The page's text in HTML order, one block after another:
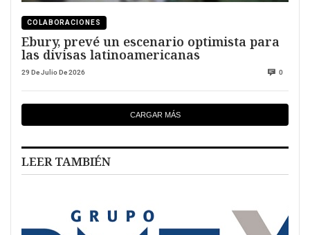
COLABORACIONES
Ebury, prevé un escenario optimista para
las divisas latinoamericanas
29 De Julio De 2026 0
CARGAR MÁS
LEER TAMBIÉN